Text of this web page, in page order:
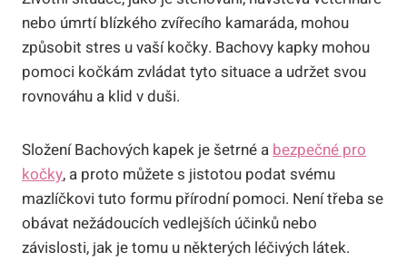
nebo úmrtí blízkého zvířecího kamaráda, mohou
způsobit stres u vaší kočky. Bachovy kapky mohou
pomoci kočkám zvládat tyto situace a udržet svou
rovnováhu a klid v duši.
Složení Bachových kapek je šetrné abezpečné pro
kočky, a proto můžete s jistotou podat svému
mazlíčkovi tuto formu přírodní pomoci. Není třeba se
obávat nežádoucích vedlejších účinků nebo
závislosti, jak je tomu u některých léčivých látek.